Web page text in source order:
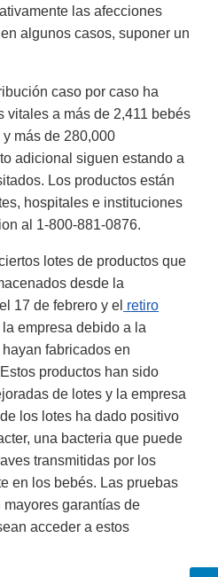
las afecciones
algunos casos, suponer un
caso por caso ha
vitales a más de 2,411 bebés
más de 280,000
adicional siguen estando a
Los productos están
hospitales e instituciones
al 1-800-881-0876.
lotes de productos que
desde la
17 de febrero y el retiro
empresa debido a la
fabricados en
productos han sido
de lotes y la empresa
los lotes ha dado positivo
una bacteria que puede
transmitidas por los
en los bebés. Las pruebas
garantías de
acceder a estos